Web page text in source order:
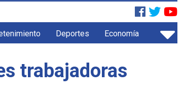
Deportes Economía
trabajadoras